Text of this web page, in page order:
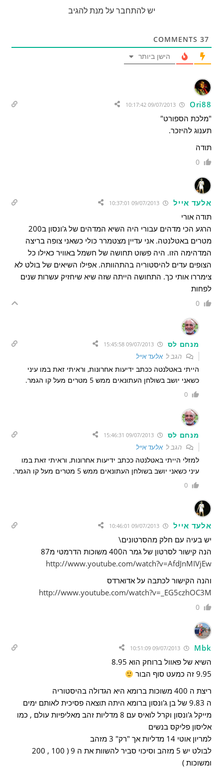
יש להתחבר על מנת להגיב
37
הישן ביותר
Ori88
"מלכת הספורט"
תענוג להיזכר.
תודה
0
אלעד אייל
תודה אורי
הרגע הכי מדהים עבורי היה השיא המדהים של ג'ונסון ב200
מטרים באטלנטה. אני עדיין מצטמרר כולי כשאני צופה בריצה
המדהימה הזו. היה פשוט תחושה של חשמל באוויר כאילו כל
הצופים עדים להיסטוריה בהתהוותה. אפילו השיאים של בולט לא
צימררו אותי כך. התחושה הייתה שזה שיא שיחזיק עשרות שנים
לפחות
0
מנחם לס 09/07/2013 15:45:58
הגב לאלעד אייל
הייתי באטלנטה ככתב ידיעות אחרונות, וראיתי זאת במו עיני
כשאני יושב בשולחן העתונאים ממש 5 מטרים מעל קו הגמר.
0
מנחם לס 09/07/2013 15:46:31
הגב לאלעד אייל
למזלי הייתי באטלנטה ככתב ידיעות אחרונות, וראיתי זאת במו
עיני כשאני יושב בשולחן העתונאים ממש 5 מטרים מעל קו הגמר.
0
אלעד אייל
יש בעיה עם חלק מהסרטונים\
הנה קישור לסרטון של גמר ה400 משוכות הדרמטי מ87
http://www.youtube.com/watch?v=AfdJnMIVjEw
והנה הקישור לכתבה על אדוארדס
http://www.youtube.com/watch?v=_EG5czhOC3M
0
Mbk
השיא של פאוול ברוחק הוא 8.95
9.95 זה כמעט סוף הבור
ריצת ה 400 משוכות ברומא היא הגדולה בהיסטוריה
ה 9.83 של בן ג'ונסון ברומא היתה תוצאה פסיכית לאותם ימים
מייקל ג'ונסון וקרל לואיס עם 8 מדליות זהב מאליפיות עולם , כמו
אליסון פליקס בנשים
למריון אוטי 14 מדליות אך "רק" 3 מזהב
לבולט יש 5 מזהב וסיכוי סביר להשוות את ה 9 ( 100 , 200
ומשוכות )